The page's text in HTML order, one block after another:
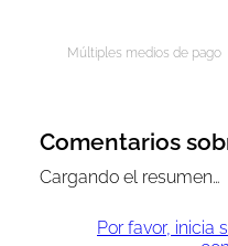
Múltiples medios de pago
Comentarios
Cargando el resumen…
Por favor, inicia